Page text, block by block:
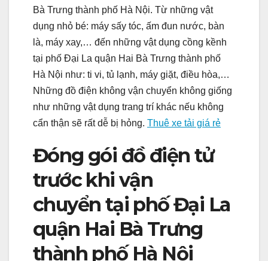
Bà Trưng thành phố Hà Nội. Từ những vật
dụng nhỏ bé: máy sấy tóc, ấm đun nước, bàn
là, máy xay,… đến những vật dụng cồng kềnh
tại phố Đại La quận Hai Bà Trưng thành phố
Hà Nội như: ti vi, tủ lạnh, máy giặt, điều hòa,…
Những đồ điện không vận chuyển không giống
như những vật dụng trang trí khác nếu không
cẩn thận sẽ rất dễ bị hỏng. Thuê xe tải giá rẻ
Đóng gói đồ điện tử
trước khi vận
chuyển tại phố Đại La
quận Hai Bà Trưng
thành phố Hà Nội